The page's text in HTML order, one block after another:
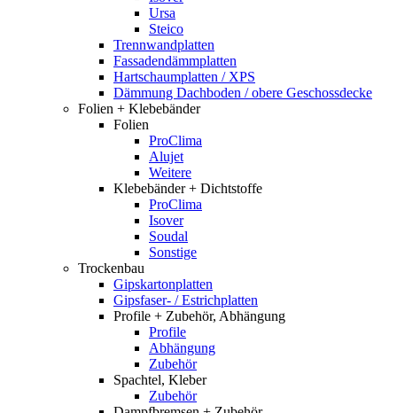
Ursa
Steico
Trennwandplatten
Fassadendämmplatten
Hartschaumplatten / XPS
Dämmung Dachboden / obere Geschossdecke
Folien + Klebebänder
Folien
ProClima
Alujet
Weitere
Klebebänder + Dichtstoffe
ProClima
Isover
Soudal
Sonstige
Trockenbau
Gipskartonplatten
Gipsfaser- / Estrichplatten
Profile + Zubehör, Abhängung
Profile
Abhängung
Zubehör
Spachtel, Kleber
Zubehör